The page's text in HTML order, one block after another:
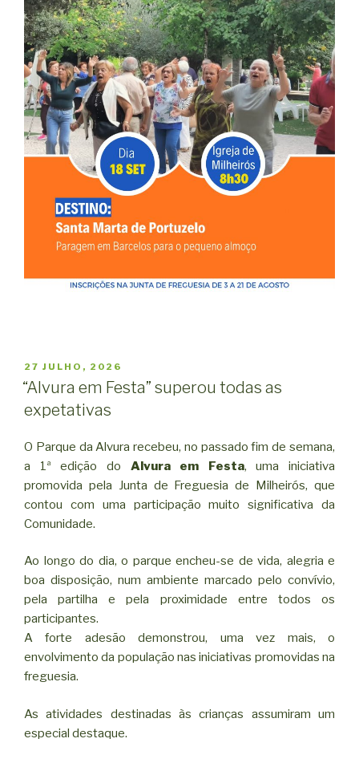
PUBLICADO
EM
27 JULHO, 2026
“Alvura em Festa” superou todas as
expetativas
O Parque da Alvura recebeu, no passado fim de semana,
a 1ª edição do Alvura em Festa, uma iniciativa
promovida pela Junta de Freguesia de Milheirós, que
contou com uma participação muito significativa da
Comunidade.
Ao longo do dia, o parque encheu-se de vida, alegria e
boa disposição, num ambiente marcado pelo convívio,
pela partilha e pela proximidade entre todos os
participantes.
A forte adesão demonstrou, uma vez mais, o
envolvimento da população nas iniciativas promovidas na
freguesia.
As atividades destinadas às crianças assumiram um
especial destaque.